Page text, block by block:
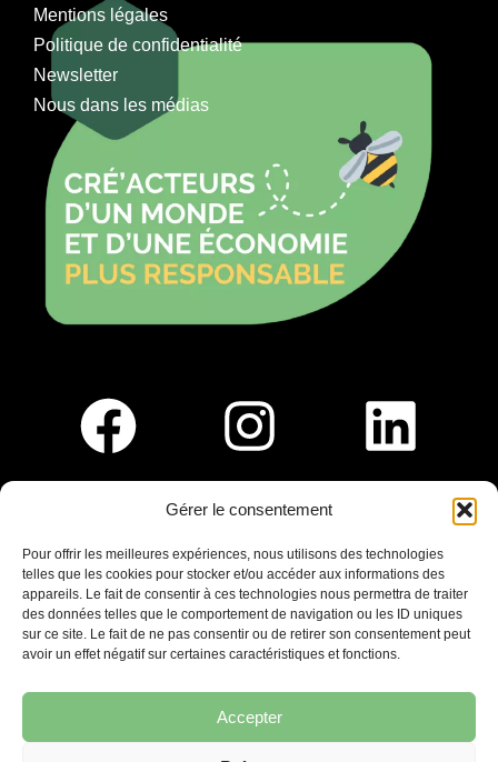
Gérer le consentement
Pour offrir les meilleures expériences, nous utilisons des technologies
telles que les cookies pour stocker et/ou accéder aux informations des
appareils. Le fait de consentir à ces technologies nous permettra de traiter
des données telles que le comportement de navigation ou les ID uniques
sur ce site. Le fait de ne pas consentir ou de retirer son consentement peut
avoir un effet négatif sur certaines caractéristiques et fonctions.
Accepter
Mentions légales
Politique de confidentialité
Newsletter
Nous dans les médias
Saint-Germain-En-Laye
Ligne R2-Nord
Tramway T13
20mins à pied du RER A